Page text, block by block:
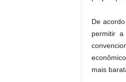
De
permitir
mais